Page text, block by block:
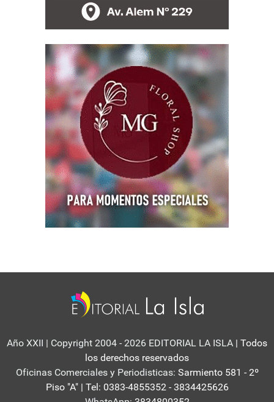
Año XXII | Copyright 2004 - 2026 EDITORIAL LA ISLA | Todos
los derechos reservados
Oficinas Comerciales y Periodisticas: Sarmiento 581 - 2º
Piso "A" | Tel: 0383-4855352 - 3834425626